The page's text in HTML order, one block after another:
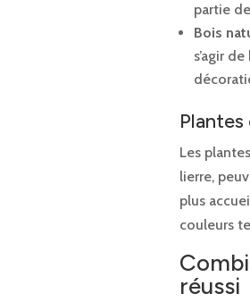
partie
Bois
s’agir
Les
lierre,
plus
couleurs
réussi